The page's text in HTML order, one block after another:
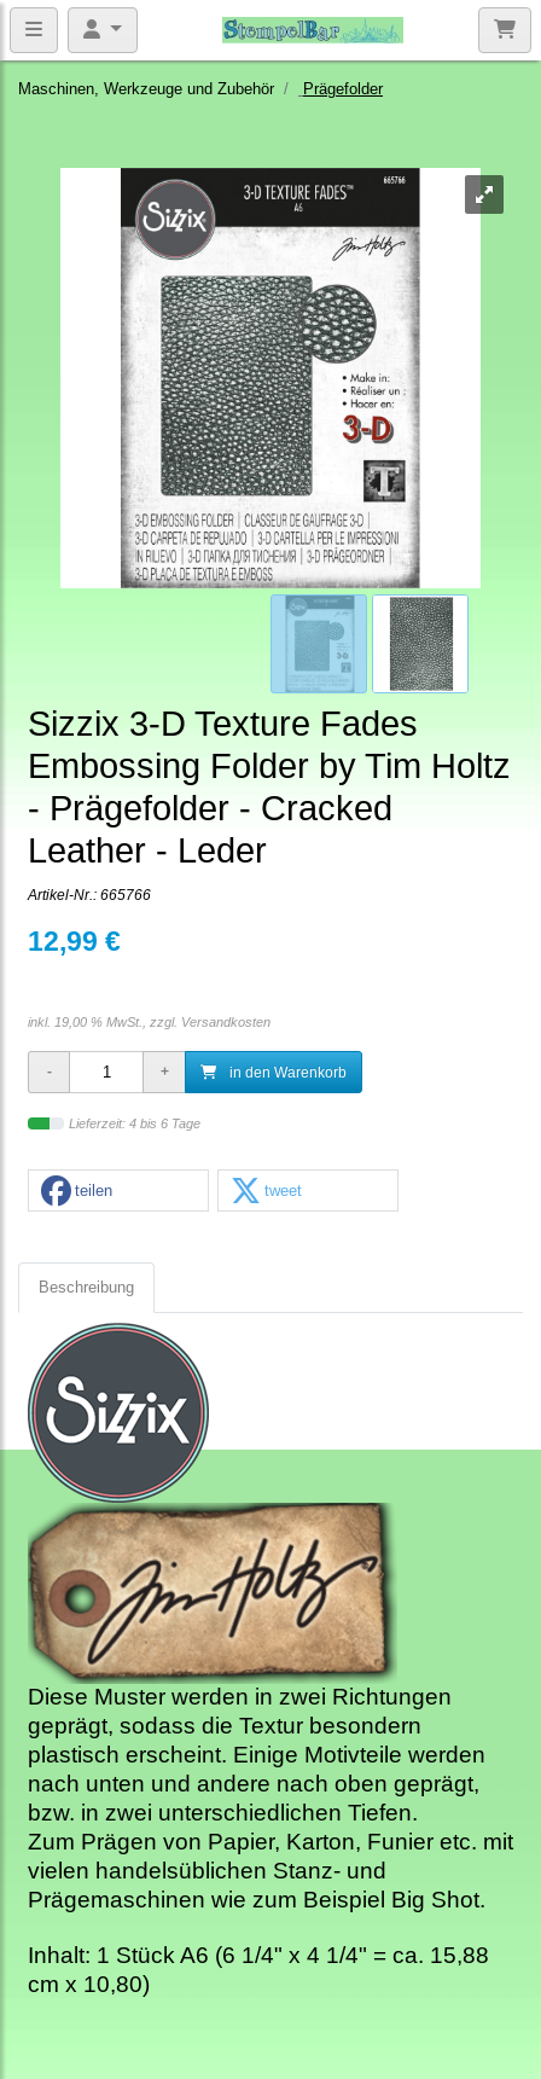
Maschinen, Werkzeuge und Zubehör Prägefolder
Sizzix 3-D Texture Fades
Embossing Folder by Tim Holtz
- Prägefolder - Cracked
Leather - Leder
Artikel-Nr.: 665766
12,99 €
inkl. 19,00 % MwSt., zzgl. Versandkosten
in den Warenkorb
Lieferzeit: 4 bis 6 Tage
teilen tweet
Beschreibung
Diese Muster werden in zwei Richtungen
geprägt, sodass die Textur besondern
plastisch erscheint. Einige Motivteile werden
nach unten und andere nach oben geprägt,
bzw. in zwei unterschiedlichen Tiefen.
Zum Prägen von Papier, Karton, Funier etc. mit
vielen handelsüblichen Stanz- und
Prägemaschinen wie zum Beispiel Big Shot.
Inhalt: 1 Stück A6 (6 1/4" x 4 1/4" = ca. 15,88
cm x 10,80)